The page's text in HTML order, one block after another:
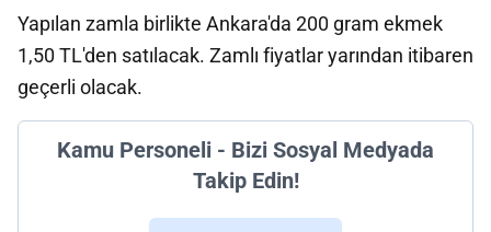
Yapılan zamla birlikte Ankara'da 200 gram ekmek
1,50 TL'den satılacak. Zamlı fiyatlar yarından itibaren
geçerli olacak.
Kamu Personeli - Bizi Sosyal Medyada
Takip Edin!